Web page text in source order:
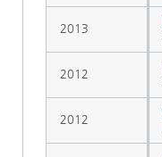
2013
2012
2012